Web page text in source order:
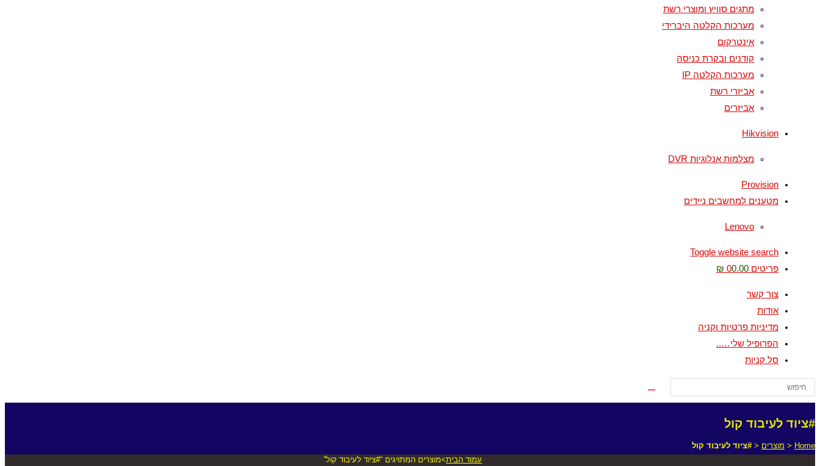
מתגים סוויץ ומוצרי רשת
מערכות הקלטה היברידי
אינטרקום
קודנים ובקרת כניסה
מערכות הקלטה IP
אביזרי רשת
אביזרים
Hikvision
מצלמות אנלוגיות DVR
Provision
מטענים למחשבים ניידים
Lenovo
Toggle website search
פריטים 0 0.00 ₪
צור קשר
אודות
מדיניות פרטיות וקניה
הפרופיל שלי…..
סל קניות
#ציוד לעיבוד קול
Home
< מוצרים < #ציוד לעיבוד קול
עמוד הבית>מוצרים המתויגים “#ציוד לעיבוד קול”